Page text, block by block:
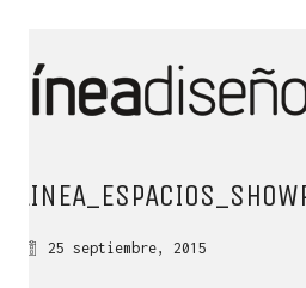
25 septiembre, 2015